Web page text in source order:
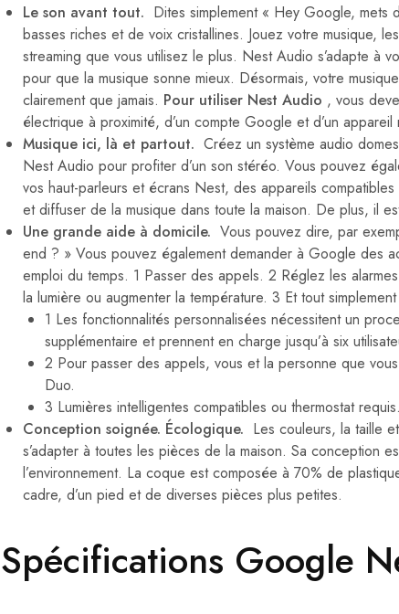
Le son avant tout. Dites simplement « Hey Google, mets
basses riches et de voix cristallines. Jouez votre musique,
streaming que vous utilisez le plus. Nest Audio s’adapte à
pour que la musique sonne mieux. Désormais, votre
clairement que jamais. Pour utiliser Nest Audio , vous
électrique à proximité, d’un compte Google et d’un
Musique ici, là et partout. Créez un système audio
Nest Audio pour profiter d’un son stéréo. Vous pouvez
vos haut-parleurs et écrans Nest, des appareils
et diffuser de la musique dans toute la maison. De plus, il
Une grande aide à domicile. Vous pouvez dire, par
end ? » Vous pouvez également demander à Google des
emploi du temps. 1 Passer des appels. 2 Réglez les
la lumière ou augmenter la température. 3 Et tout
1 Les fonctionnalités personnalisées nécessitent un
supplémentaire et prennent en charge jusqu’à six
2 Pour passer des appels, vous et la personne que
Duo.
3 Lumières intelligentes compatibles ou thermostat requis.
Conception soignée. Écologique. Les couleurs, la taille
s’adapter à toutes les pièces de la maison. Sa conception
l’environnement. La coque est composée à 70% de
cadre, d’un pied et de diverses pièces plus petites.
Spécifications Google